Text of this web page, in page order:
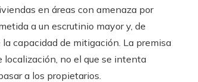
en áreas con amenaza por
a un escrutinio mayor y, de
capacidad de mitigación. La premisa
localización, no el que se intenta
a los propietarios.